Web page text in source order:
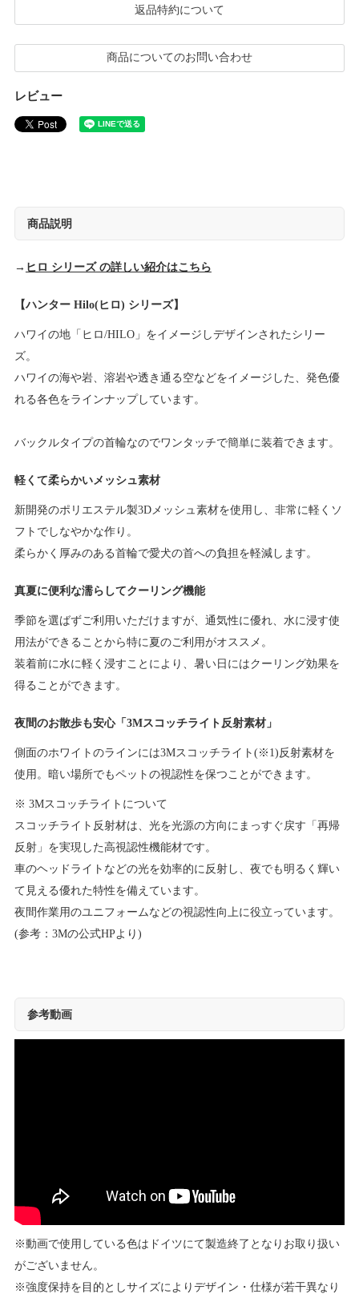
返品特約について
商品についてのお問い合わせ
レビュー
商品説明
→ ヒロ シリーズ の詳しい紹介はこちら
【ハンター Hilo(ヒロ) シリーズ】
ハワイの地「ヒロ/HILO」をイメージしデザインされたシリー
ズ。
ハワイの海や岩、溶岩や透き通る空などをイメージした、発色優
れる各色をラインナップしています。
バックルタイプの首輪なのでワンタッチで簡単に装着できます。
軽くて柔らかいメッシュ素材
新開発のポリエステル製3Dメッシュ素材を使用し、非常に軽くソ
フトでしなやかな作り。
柔らかく厚みのある首輪で愛犬の首への負担を軽減します。
真夏に便利な濡らしてクーリング機能
季節を選ばずご利用いただけますが、通気性に優れ、水に浸す使
用法ができることから特に夏のご利用がオススメ。
装着前に水に軽く浸すことにより、暑い日にはクーリング効果を
得ることができます。
夜間のお散歩も安心「3Mスコッチライト反射素材」
側面のホワイトのラインには3Mスコッチライト(※1)反射素材を
使用。暗い場所でもペットの視認性を保つことができます。
※ 3Mスコッチライトについて
スコッチライト反射材は、光を光源の方向にまっすぐ戻す「再帰
反射」を実現した高視認性機能材です。
車のヘッドライトなどの光を効率的に反射し、夜でも明るく輝い
て見える優れた特性を備えています。
夜間作業用のユニフォームなどの視認性向上に役立っています。
(参考：3Mの公式HPより)
参考動画
※動画で使用している色はドイツにて製造終了となりお取り扱い
がございません。
※強度保持を目的としサイズによりデザイン・仕様が若干異なり